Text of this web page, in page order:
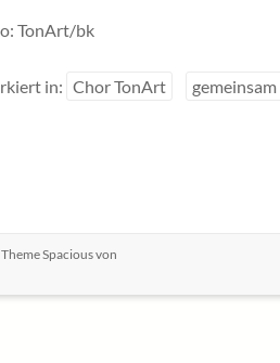
TonArt/bk
in: Chor TonArt
Spaciousvon